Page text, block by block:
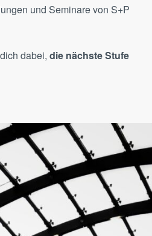
und Seminare von S+P
dabei, die nächste Stufe